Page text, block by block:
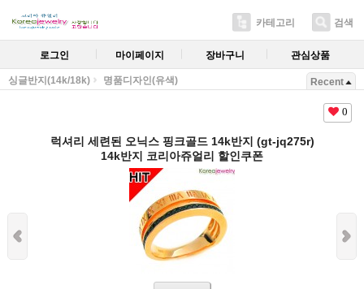
카테고리 검색
로그인 마이페이지 장바구니 관심상품
싱글반지(14k/18k) 명품디자인(유색) Recent
0
럭셔리 세련된 오닉스 핑크골드 14k반지 (gt-jq275r)
14k반지 코리아쥬얼리 할인쿠폰